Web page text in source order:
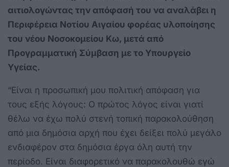
αιτιολογώντας την απόφασή του να αναλάβει η
Περιφέρεια Νοτίου Αιγαίου φορέας υλοποίησης
του νέου Νοσοκομείου Κω, μετά από
Προγραμματική Σύμβαση με το Υπουργείο
Υγείας.
“Είναι η προσωπική μου πολιτική απόφαση για
τους εξής λόγους: Ο πρώτος λόγος είναι γιατί
θέλω να έχω πολύ στενή τοπική παρακολούθηση
από μια δημόσια αρχή που έχει δείξει πολύ μεγάλο
ενδιαφέρον στα δημόσια έργα όλη αυτή την
περίοδο. Είναι διαφορετικό να παρακολουθώ εγώ